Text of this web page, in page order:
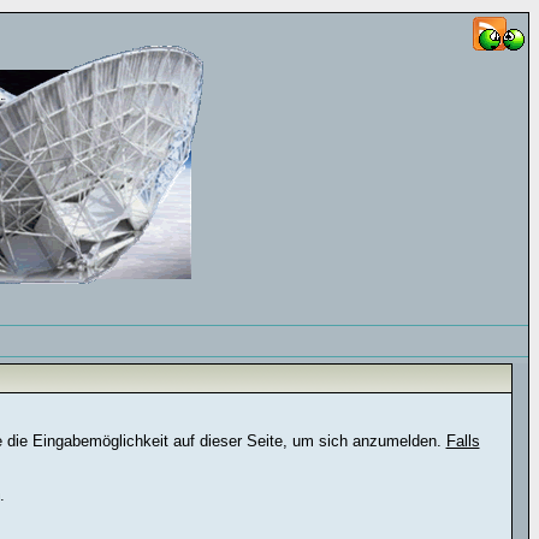
Eingabemöglichkeit auf dieser Seite, um sich anzumelden. Falls